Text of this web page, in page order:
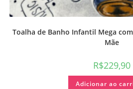
Toalha de Banho Infantil Mega
Mãe
R$229,90
Adicionar ao